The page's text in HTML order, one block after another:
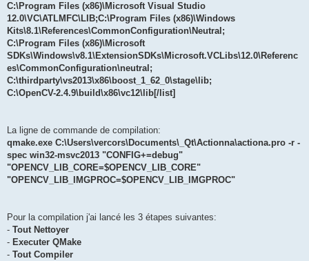
C:\Program Files (x86)\Microsoft Visual Studio
12.0\VC\ATLMFC\LIB;C:\Program Files (x86)\Windows
Kits\8.1\References\CommonConfiguration\Neutral;
C:\Program Files (x86)\Microsoft
SDKs\Windows\v8.1\ExtensionSDKs\Microsoft.VCLibs\12.0\Referenc
es\CommonConfiguration\neutral;
C:\thirdparty\vs2013\x86\boost_1_62_0\stage\lib;
C:\OpenCV-2.4.9\build\x86\vc12\lib[/list]
La ligne de commande de compilation:
qmake.exe C:\Users\vercors\Documents\_Qt\Actionna\actiona.pro -r -
spec win32-msvc2013 "CONFIG+=debug"
"OPENCV_LIB_CORE=$OPENCV_LIB_CORE"
"OPENCV_LIB_IMGPROC=$OPENCV_LIB_IMGPROC"
Pour la compilation j'ai lancé les 3 étapes suivantes:
- Tout Nettoyer
- Executer QMake
- Tout Compiler